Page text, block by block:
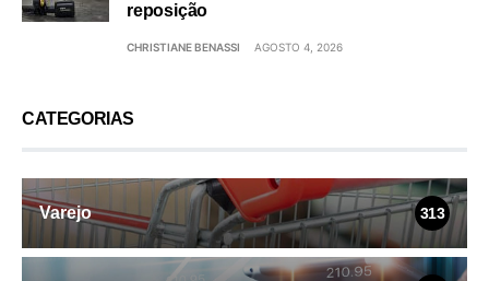
reposição
CHRISTIANE BENASSI AGOSTO 4, 2026
CATEGORIAS
Varejo 313